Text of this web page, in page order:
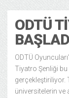
ODTÜ
ODTÜ
Tiyatro Şenliği bu
gerçekleştiriliyor.
üniversitelerin ve